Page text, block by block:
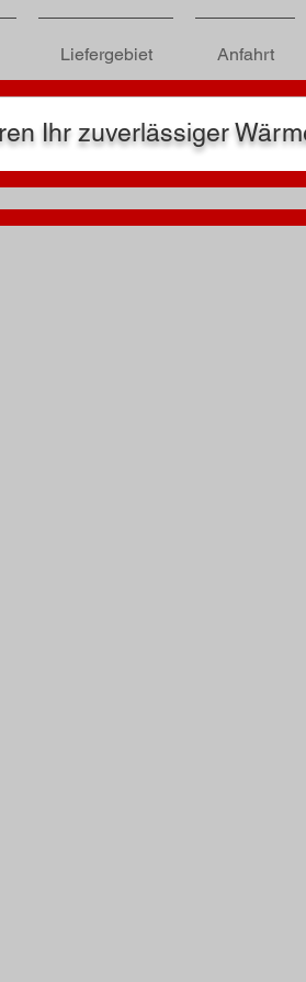
Liefergebiet Anfahrt
Ihr zuverlässiger